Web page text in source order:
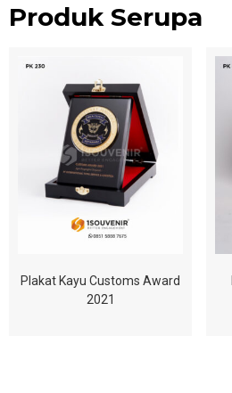
Produk Serupa
Plakat Kayu Customs Award
2021